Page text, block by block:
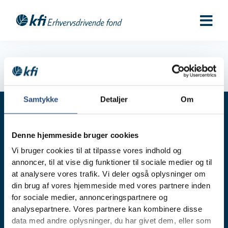
Samtykke Detaljer Om
Denne hjemmeside bruger cookies
Vi bruger cookies til at tilpasse vores indhold og
annoncer, til at vise dig funktioner til sociale medier og til
at analysere vores trafik. Vi deler også oplysninger om
din brug af vores hjemmeside med vores partnere inden
for sociale medier, annonceringspartnere og
analysepartnere. Vores partnere kan kombinere disse
data med andre oplysninger, du har givet dem, eller som
Fonden
Om os
Bæredygtighed
Job i KFI
Til købmanden
Ejendomme
Ejendomsportefølje
Ejendomme til leje
Administration